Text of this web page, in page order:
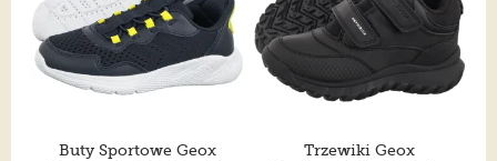
Buty Sportowe Geox Trzewiki Geox